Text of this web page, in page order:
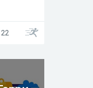
22